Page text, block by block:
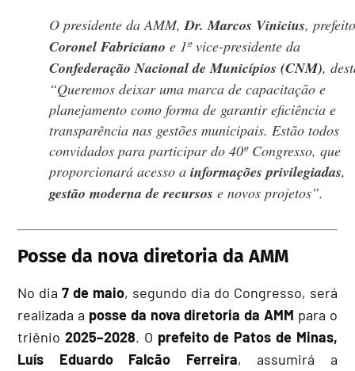
O presidente da AMM,Dr. Marcos Vinicius,
Coronel Fabriciano e 1º vice-presidente da
Confederação Nacional de Municípios (CNM),
“Queremos deixar uma marca de capacitação e
planejamento como forma de garantir eficiência e
transparência nas gestões municipais. Estão todos
convidados para participar do 40º Congresso, que
proporcionará acesso ainformações privilegiadas,
gestão moderna de recursos e novos projetos”.
Posse da nova diretoria da AMM
No dia7 de maio, segundo dia do Congresso, será
realizada a posse da nova diretoria da AMM para o
triênio2025–2028. O prefeito de Patos de Minas,
Luís Eduardo Falcão Ferreira, assumirá a